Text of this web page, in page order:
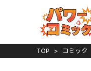
TOP コミック